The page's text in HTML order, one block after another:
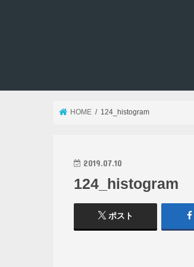
HOME 124_histogram
2019.07.10
124_histogram
ポスト